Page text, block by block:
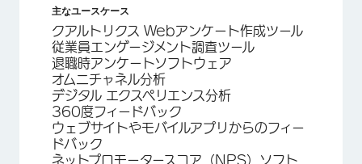
主なユースケース
クアルトリクス Webアンケート作成ツール
従業員エンゲージメント調査ツール
退職時アンケートソフトウェア
オムニチャネル分析
デジタル エクスペリエンス分析
360度フィードバック
ウェブサイトやモバイルアプリからのフィー
ドバック
ネットプロモータースコア（NPS）ソフト